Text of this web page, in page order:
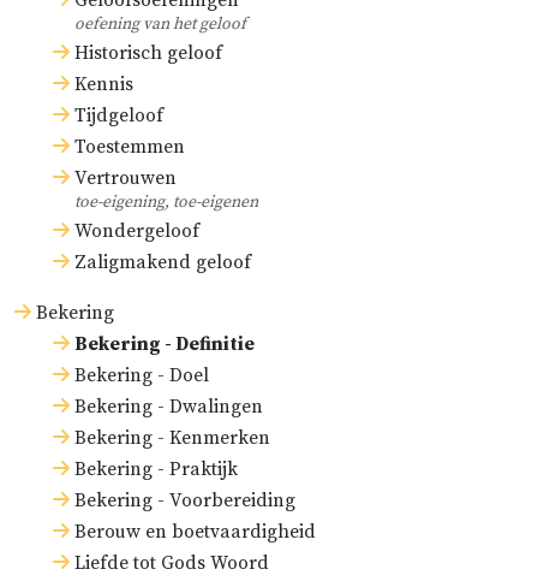
oefening van het geloof
Historisch geloof
Kennis
Tijdgeloof
Toestemmen
Vertrouwen
toe-eigening, toe-eigenen
Wondergeloof
Zaligmakend geloof
Bekering
Bekering - Definitie
Bekering - Doel
Bekering - Dwalingen
Bekering - Kenmerken
Bekering - Praktijk
Bekering - Voorbereiding
Berouw en boetvaardigheid
Liefde tot Gods Woord